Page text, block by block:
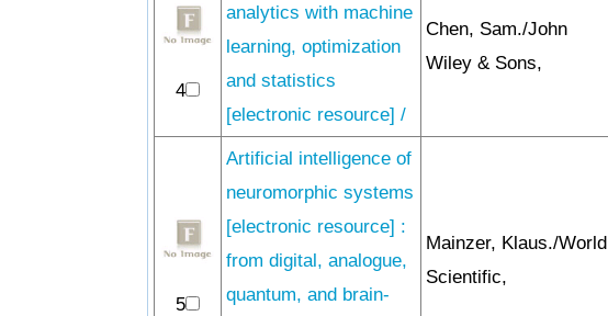
4
analytics with machine
learning, optimization
and statistics
[electronic resource] /
Chen, Sam./John
Wiley & Sons,
5
Artificial intelligence of
neuromorphic systems
[electronic resource] :
from digital, analogue,
quantum, and brain-
Mainzer, Klaus./World
Scientific,